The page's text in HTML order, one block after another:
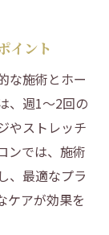
イント
な施術とホー
、週1～2回の
やストレッチ
ンでは、施術
、最適なプラ
ケアが効果を